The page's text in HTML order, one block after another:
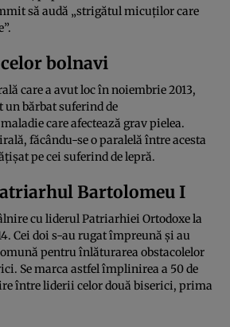
să audă „strigătul micuţilor care
bolnavi
care a avut loc în noiembrie 2013,
bărbat suferind de
care afectează grav pielea.
făcându-se o paralelă între acesta
pe cei suferind de lepră.
Bartolomeu I
cu liderul Patriarhiei Ortodoxe la
Cei doi s-au rugat împreună şi au
pentru înlăturarea obstacolelor
Se marca astfel împlinirea a 50 de
între liderii celor două biserici, prima